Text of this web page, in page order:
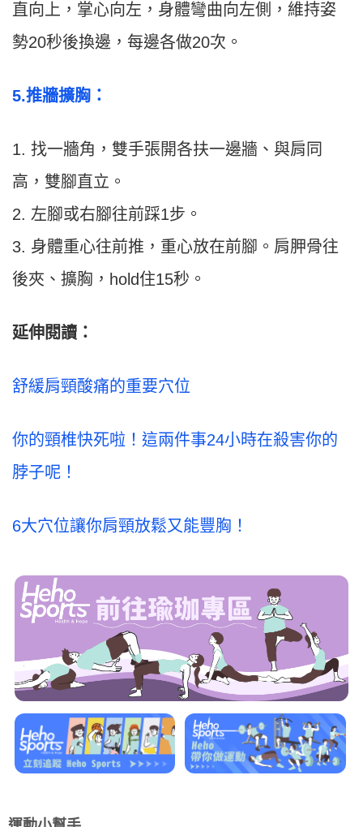
直向上，掌心向左，身體彎曲向左側，維持姿
勢20秒後換邊，每邊各做20次。
5.推牆擴胸：
1. 找一牆角，雙手張開各扶一邊牆、與肩同
高，雙腳直立。
2. 左腳或右腳往前踩1步。
3. 身體重心往前推，重心放在前腳。肩胛骨往
後夾、擴胸，hold住15秒。
延伸閱讀：
舒緩肩頸酸痛的重要穴位
你的頸椎快死啦！這兩件事24小時在殺害你的
脖子呢！
6大穴位讓你肩頸放鬆又能豐胸！